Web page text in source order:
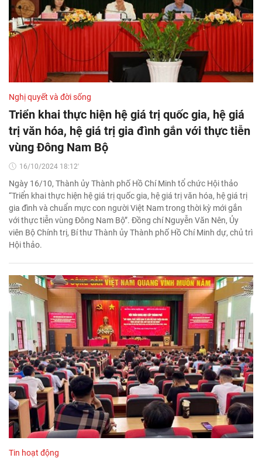
Nghị quyết và đời sống
Triển khai thực hiện hệ giá trị quốc gia, hệ giá
trị văn hóa, hệ giá trị gia đình gắn với thực tiễn
vùng Đông Nam Bộ
16/10/2024 18:12'
Ngày 16/10, Thành ủy Thành phố Hồ Chí Minh tổ chức Hội thảo
“Triển khai thực hiện hệ giá trị quốc gia, hệ giá trị văn hóa, hệ giá trị
gia đình và chuẩn mực con người Việt Nam trong thời kỳ mới gắn
với thực tiễn vùng Đông Nam Bộ”. Đồng chí Nguyễn Văn Nên, Ủy
viên Bộ Chính trị, Bí thư Thành ủy Thành phố Hồ Chí Minh dự, chủ trì
Hội thảo.
Tin hoạt động